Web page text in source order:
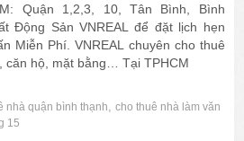
Quận 1,2,3, 10, Tân Bình, Bình
Động Sản VNREAL để đặt lịch hẹn
Miễn Phí. VNREAL chuyên cho thuê
căn hộ, mặt bằng… Tại TPHCM
nhà quận bình thạnh ,cho thuê nhà làm văn
15